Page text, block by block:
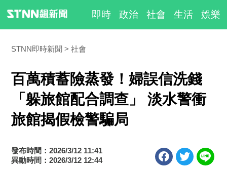
即時 政治 社會 生活 娛樂
STNN即時新聞 社會
百萬積蓄險蒸發！婦誤信洗錢
「躲旅館配合調查」 淡水警衝
旅館揭假檢警騙局
發布時間：2026/3/12 11:41
異動時間：2026/3/12 12:44